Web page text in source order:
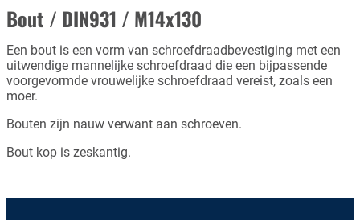
Bout / DIN931 / M14x130
Een bout is een vorm van schroefdraadbevestiging met een
uitwendige mannelijke schroefdraad die een bijpassende
voorgevormde vrouwelijke schroefdraad vereist, zoals een
moer.
Bouten zijn nauw verwant aan schroeven.
Bout kop is zeskantig.